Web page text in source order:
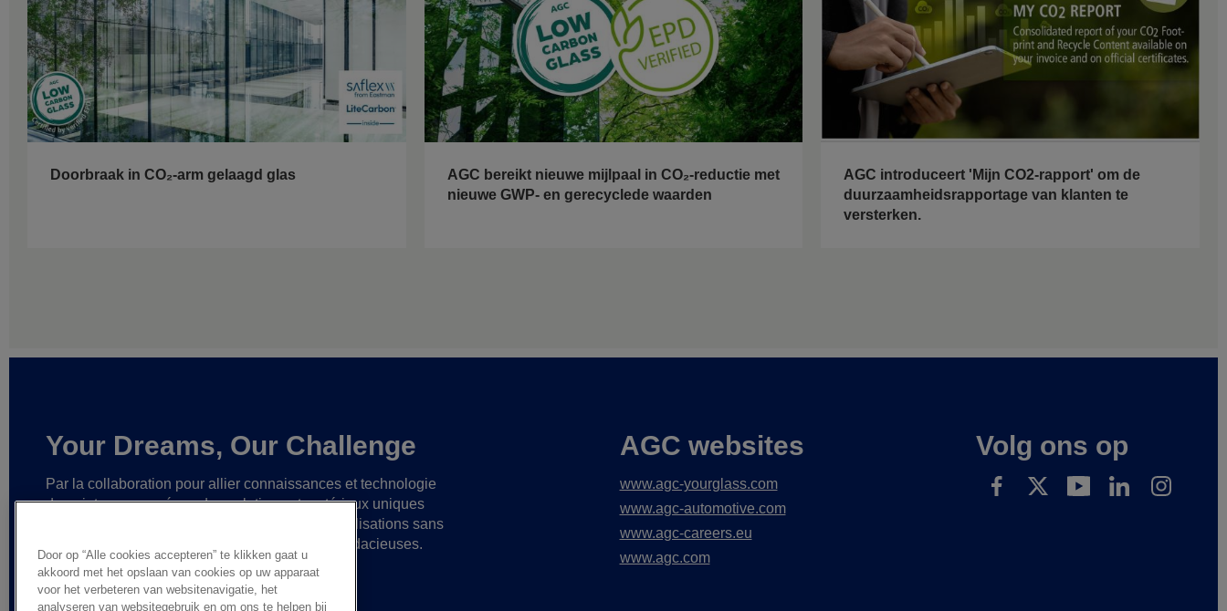
Doorbraak in CO₂-arm gelaagd glas
AGC bereikt nieuwe mijlpaal in CO₂-reductie met
nieuwe GWP- en gerecyclede waarden
AGC introduceert 'Mijn CO2-rapport' om de
duurzaamheidsrapportage van klanten te
versterken.
Your Dreams, Our Challenge
Par la collaboration pour allier connaissances et technologie
de pointe,nous créons des solutions et matériaux uniques
en vue de réalisations sans
et d’idées toujours plus audacieuses.
AGC websites
www.agc-yourglass.com
www.agc-automotive.com
www.agc-careers.eu
www.agc.com
Volg ons op
Door op “Alle cookies accepteren” te klikken gaat u
akkoord met het opslaan van cookies op uw apparaat
voor het verbeteren van websitenavigatie, het
analyseren van websitegebruik en om ons te helpen bij